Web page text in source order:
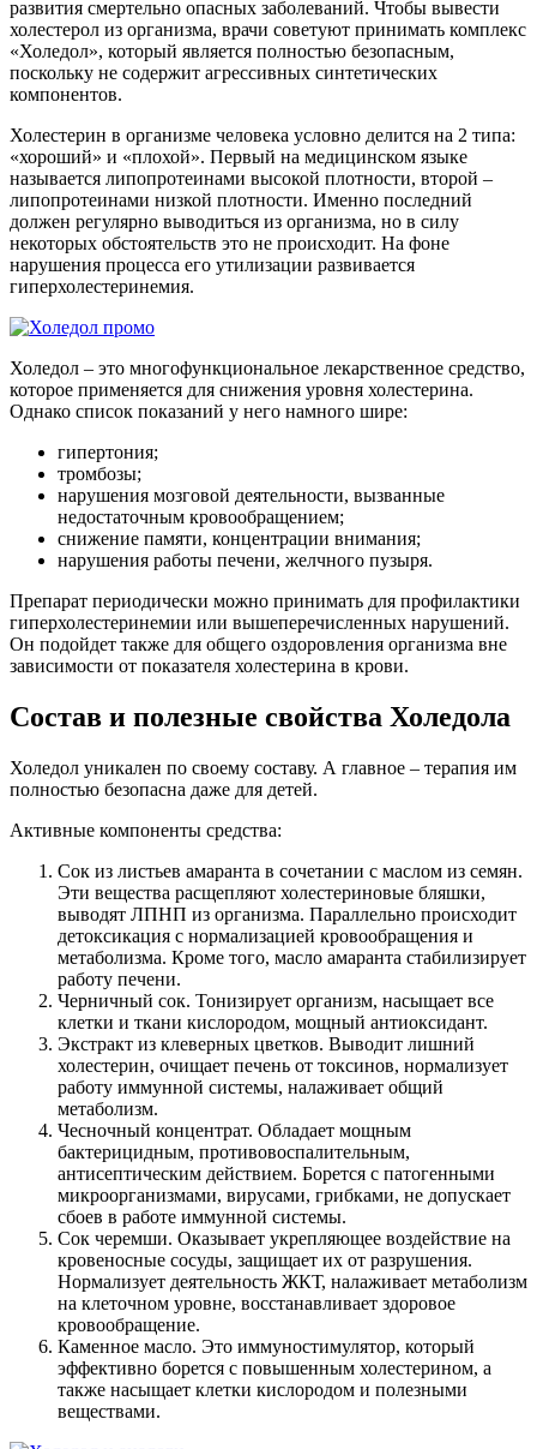
развития смертельно опасных заболеваний. Чтобы вывести
холестерол из организма, врачи советуют принимать комплекс
«Холедол», который является полностью безопасным,
поскольку не содержит агрессивных синтетических
компонентов.
Холестерин в организме человека условно делится на 2 типа:
«хороший» и «плохой». Первый на медицинском языке
называется липопротеинами высокой плотности, второй –
липопротеинами низкой плотности. Именно последний
должен регулярно выводиться из организма, но в силу
некоторых обстоятельств это не происходит. На фоне
нарушения процесса его утилизации развивается
гиперхолестеринемия.
Холедол – это многофункциональное лекарственное средство,
которое применяется для снижения уровня холестерина.
Однако список показаний у него намного шире:
гипертония;
тромбозы;
нарушения мозговой деятельности, вызванные
недостаточным кровообращением;
снижение памяти, концентрации внимания;
нарушения работы печени, желчного пузыря.
Препарат периодически можно принимать для профилактики
гиперхолестеринемии или вышеперечисленных нарушений.
Он подойдет также для общего оздоровления организма вне
зависимости от показателя холестерина в крови.
Состав и полезные свойства Холедола
Холедол уникален по своему составу. А главное – терапия им
полностью безопасна даже для детей.
Активные компоненты средства:
Сок из листьев амаранта в сочетании с маслом из семян.
Эти вещества расщепляют холестериновые бляшки,
выводят ЛПНП из организма. Параллельно происходит
детоксикация с нормализацией кровообращения и
метаболизма. Кроме того, масло амаранта стабилизирует
работу печени.
Черничный сок. Тонизирует организм, насыщает все
клетки и ткани кислородом, мощный антиоксидант.
Экстракт из клеверных цветков. Выводит лишний
холестерин, очищает печень от токсинов, нормализует
работу иммунной системы, налаживает общий
метаболизм.
Чесночный концентрат. Обладает мощным
бактерицидным, противовоспалительным,
антисептическим действием. Борется с патогенными
микроорганизмами, вирусами, грибками, не допускает
сбоев в работе иммунной системы.
Сок черемши. Оказывает укрепляющее воздействие на
кровеносные сосуды, защищает их от разрушения.
Нормализует деятельность ЖКТ, налаживает метаболизм
на клеточном уровне, восстанавливает здоровое
кровообращение.
Каменное масло. Это иммуностимулятор, который
эффективно борется с повышенным холестерином, а
также насыщает клетки кислородом и полезными
веществами.